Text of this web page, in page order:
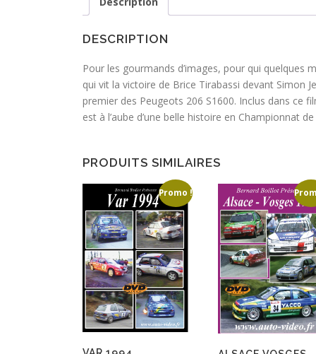
DESCRIPTION
Pour les gourmands d’images, pour qui quelques
qui vit la victoire de Brice Tirabassi devant Simon
premier des Peugeots 206 S1600. Inclus dans ce
est à l’aube d’une belle histoire en Championnat
PRODUITS SIMILAIRES
Promo !